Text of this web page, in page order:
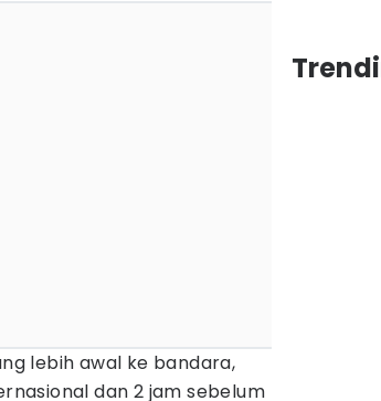
lebih awal ke bandara,
dan 2 jam sebelum